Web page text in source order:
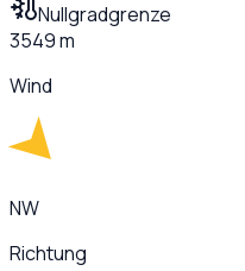
Nullgradgrenze
3549 m
Wind
NW
Richtung